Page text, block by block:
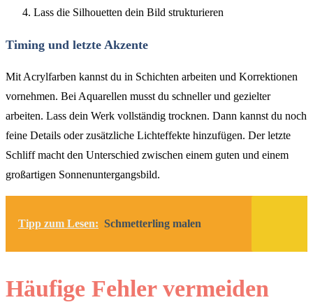
Lass die Silhouetten dein Bild strukturieren
Timing und letzte Akzente
Mit Acrylfarben kannst du in Schichten arbeiten und Korrektionen
vornehmen. Bei Aquarellen musst du schneller und gezielter
arbeiten. Lass dein Werk vollständig trocknen. Dann kannst du noch
feine Details oder zusätzliche Lichteffekte hinzufügen. Der letzte
Schliff macht den Unterschied zwischen einem guten und einem
großartigen Sonnenuntergangsbild.
Tipp zum Lesen: Schmetterling malen
Häufige Fehler vermeiden